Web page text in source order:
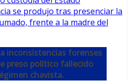
inconsistencias forenses
preso político fallecido
chavista.